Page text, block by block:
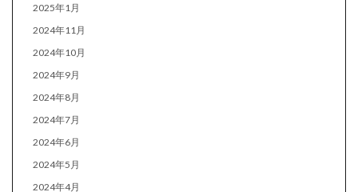
2025年1月
2024年11月
2024年10月
2024年9月
2024年8月
2024年7月
2024年6月
2024年5月
2024年4月